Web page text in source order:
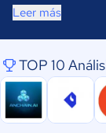
Leer más
TOP 10